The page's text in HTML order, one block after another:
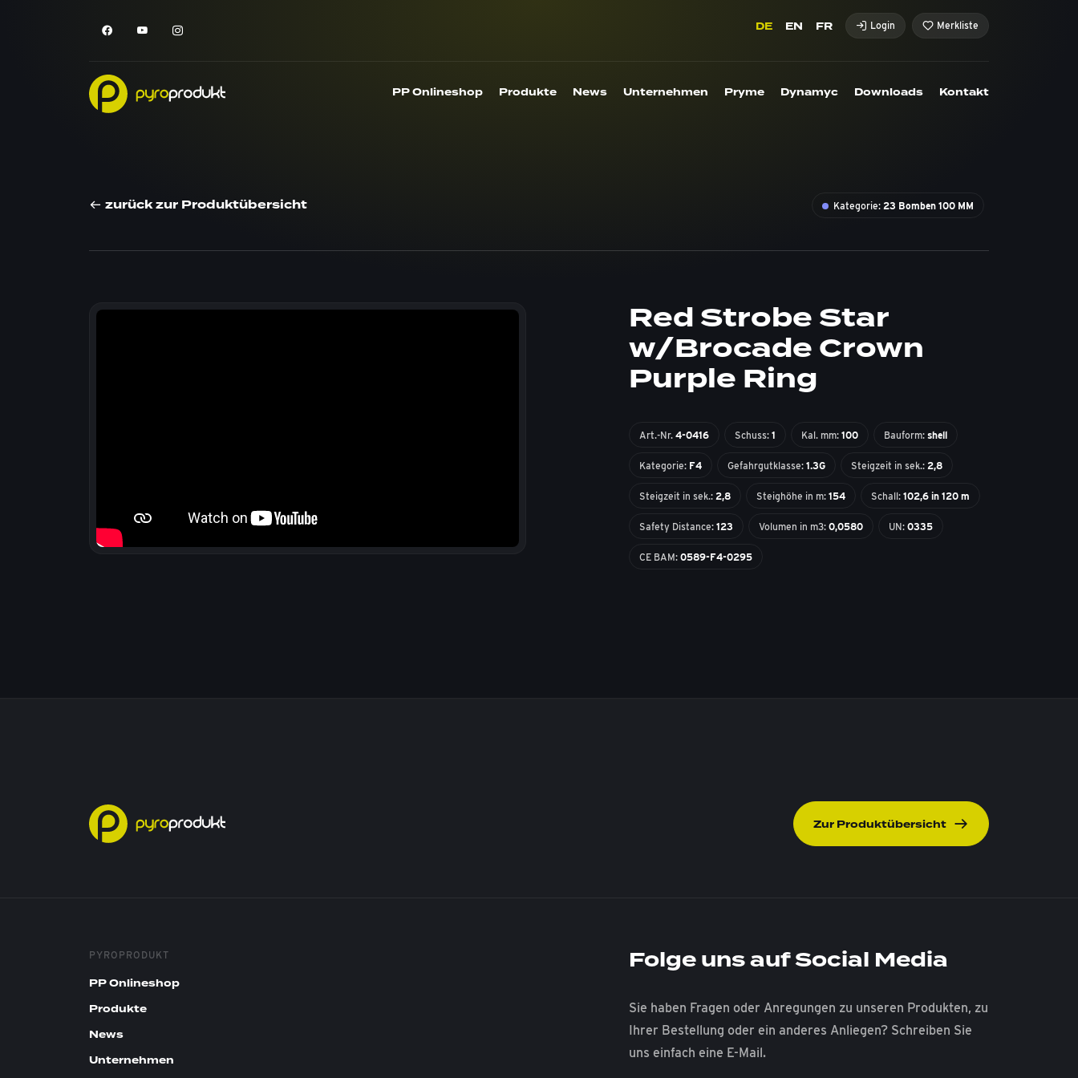
DE EN FR Login Merkliste
PP Onlineshop Produkte News Unternehmen Pryme Dynamyc Downloads Kontakt
zurück zur Produktübersicht Kategorie: 23 Bomben 100 MM
Red Strobe Star
w/Brocade Crown
Purple Ring
Art.-Nr.4-0416 Schuss:1 Kal. mm:100 Bauform:shell
Kategorie: F4 Gefahrgutklasse:1.3G Steigzeit in sek.:2,8
Steigzeit in sek.:2,8 Steighöhe in m:154 Schall:102,6 in 120 m
Safety Distance:123 Volumen in m3:0,0580 UN:0335
CE BAM:0589-F4-0295
Zur Produktübersicht
PYROPRODUKT
PP Onlineshop
Produkte
News
Unternehmen
Folge uns auf Social Media
Sie haben Fragen oder Anregungen zu unseren Produkten, zu
Ihrer Bestellung oder ein anderes Anliegen? Schreiben Sie
uns einfach eine E-Mail.